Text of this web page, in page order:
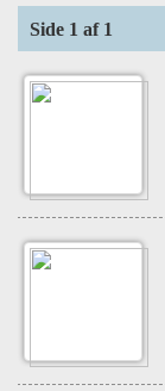
Side 1 af 1